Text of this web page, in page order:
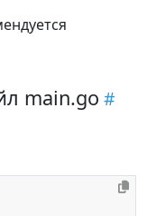
main.go